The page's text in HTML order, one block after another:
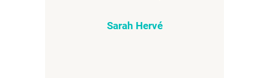
Sarah Hervé